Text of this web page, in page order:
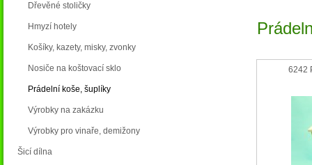
Dřevěné stoličky
Hmyzí hotely
Košíky, kazety, misky, zvonky
Nosiče na koštovací sklo
Prádelní koše, šuplíky
Výrobky na zakázku
Výrobky pro vinaře, demižony
Šicí dílna
6242